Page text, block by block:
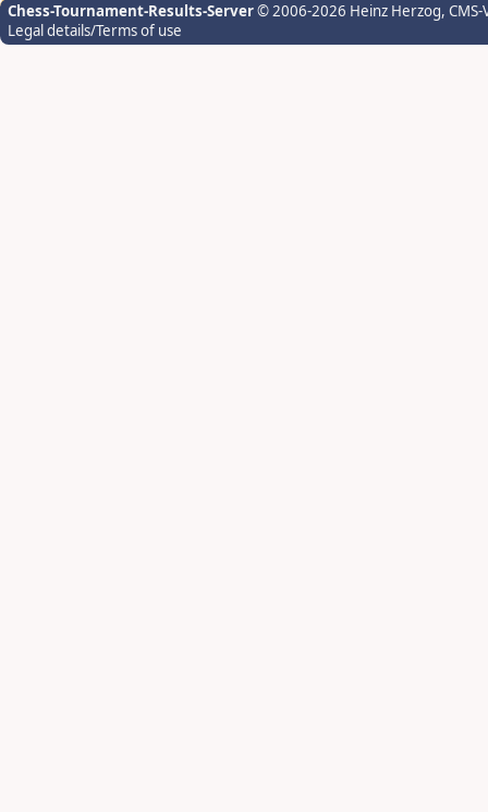
Chess-Tournament-Results-Server© 2006-2026 Heinz Herzog,
Legal details/Terms of use